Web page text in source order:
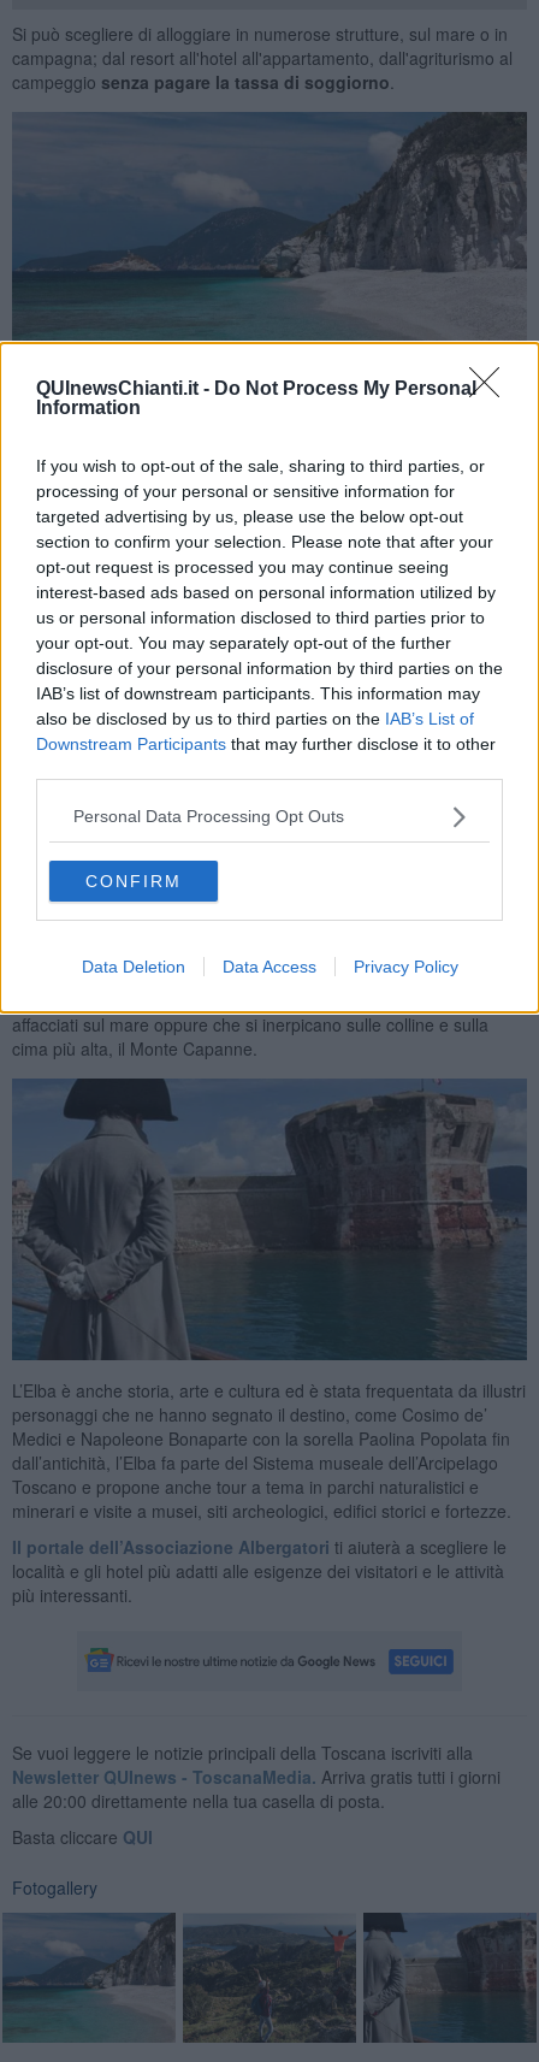
QUInewsChianti.it - Do Not Process My Personal
Information
If you wish to opt-out of the sale, sharing to third parties, or
processing of your personal or sensitive information for
targeted advertising by us, please use the below opt-out
section to confirm your selection. Please note that after your
opt-out request is processed you may continue seeing
interest-based ads based on personal information utilized by
us or personal information disclosed to third parties prior to
your opt-out. You may separately opt-out of the further
disclosure of your personal information by third parties on the
IAB’s list of downstream participants. This information may
also be disclosed by us to third parties on the IAB’s List of
Downstream Participants that may further disclose it to other
Personal Data Processing Opt Outs
CONFIRM
Data Deletion Data Access Privacy Policy
Si può scegliere di alloggiare in numerose strutture, sul mare o in
campagna; dal resort all'hotel all'appartamento, dall'agriturismo al
campeggio senza pagare la tassa di soggiorno
Carta Europea del Turismo sostenibile. Il territorio è
straordinariamente variegato, con 147 chilometri di costa e oltre
cinquanta spiagge accessibili: arenili di sabbia dorata o nera che si
alternano a calette di ciottoli e piccoli sassi e ad alte scogliere.
L’isola d’Elba è il luogo ideale per fare vita all’aria aperta e sport. Le
possibilità sono innumerevoli a tutti i livelli: ci si può dedicare al
nuoto, allo snorkeling e alle immersioni subacquee, alla vela, al
surf, al wind surf e al kyte surf, cimentarsi nel sup pagaiando su
una tavola oppure nel jet-lev flyer volando sulla superficie del mare.
Chi ama le discipline terrestri può scegliere il golf, il tennis, il tiro
affacciati sul mare oppure che si inerpicano sulle colline e sulla
cima più alta, il Monte Capanne.
L’Elba è anche storia, arte e cultura ed è stata frequentata da illustri
personaggi che ne hanno segnato il destino, come Cosimo de’
Medici e Napoleone Bonaparte con la sorella Paolina Popolata fin
dall’antichità, l’Elba fa parte del Sistema museale dell’Arcipelago
Toscano e propone anche tour a tema in parchi naturalistici e
minerari e visite a musei, siti archeologici, edifici storici e fortezze.
Il portale dell’Associazione Albergatori ti aiuterà a scegliere le
località e gli hotel più adatti alle esigenze dei visitatori e le attività
più interessanti.
Se vuoi leggere le notizie principali della Toscana iscriviti alla
Newsletter QUInews - ToscanaMedia. Arriva gratis tutti i giorni
alle 20:00 direttamente nella tua casella di posta.
Basta cliccare QUI
Fotogallery